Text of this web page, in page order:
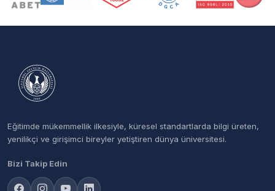
Eğitimde mükemmellik ilkesiyle, küresel standartlarda bilgi üreten,
yenilikçi ve girişimci bireyler yetiştiren dünya üniversitesi.
Bizi Takip Edin